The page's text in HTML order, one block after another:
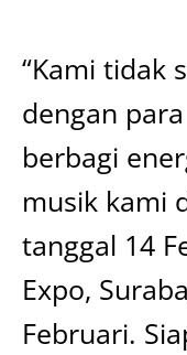
“Kami tidak
dengan
berbagi
musik kami
tanggal 14
Expo,
Februari.